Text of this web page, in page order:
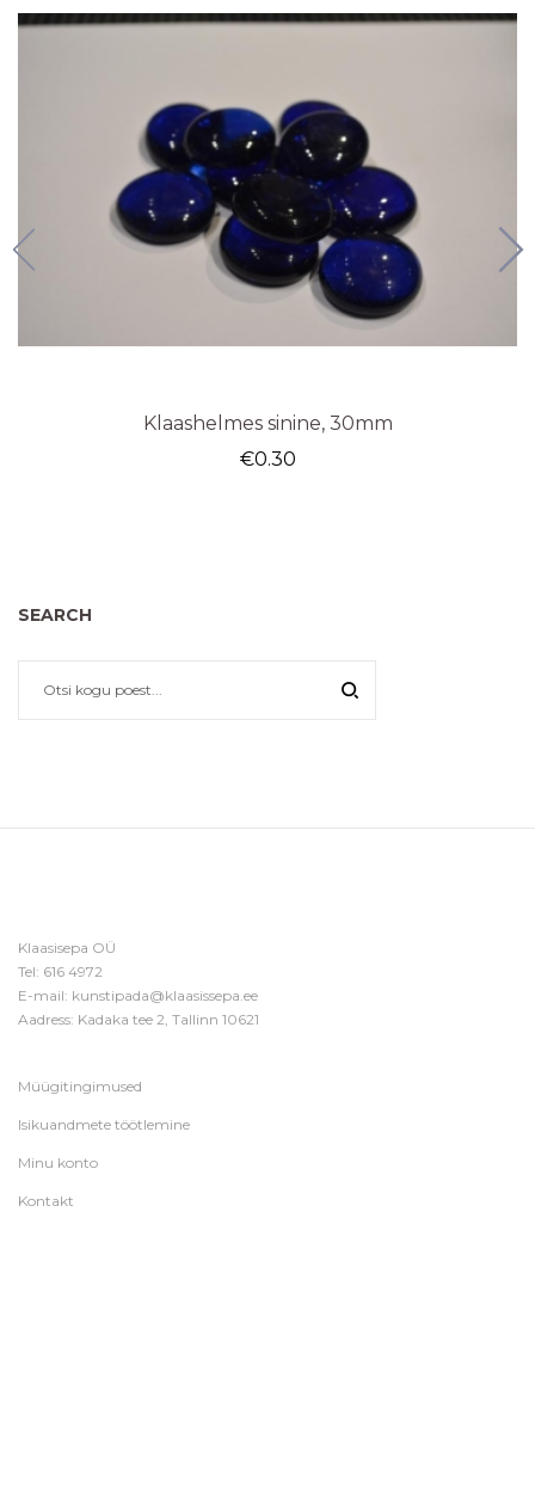
Klaashelmes sinine, 30mm
€0.30
SEARCH
Klaasisepa OÜ
Tel: 616 4972
E-mail: kunstipada@klaasissepa.ee
Aadress: Kadaka tee 2, Tallinn 10621
Müügitingimused
Isikuandmete töötlemine
Minu konto
Kontakt